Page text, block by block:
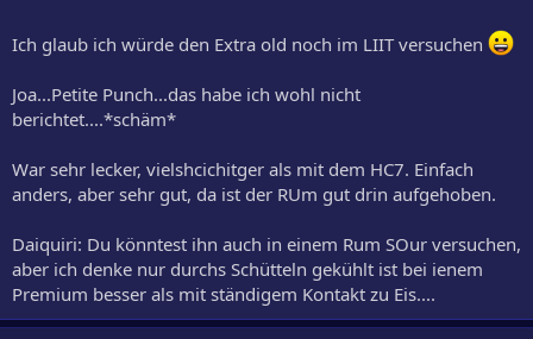
Ich glaub ich würde den Extra old noch im LIIT versuchen
Joa...Petite Punch...das habe ich wohl nicht
berichtet....*schäm*
War sehr lecker, vielshcichitger als mit dem HC7. Einfach
anders, aber sehr gut, da ist der RUm gut drin aufgehoben.
Daiquiri: Du könntest ihn auch in einem Rum SOur versuchen,
aber ich denke nur durchs Schütteln gekühlt ist bei ienem
Premium besser als mit ständigem Kontakt zu Eis....